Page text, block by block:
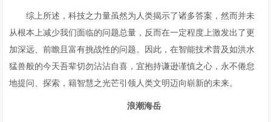
综上所述，科技之力量虽然为人类揭示了诸多答案，然而并未
从根本上减少我们面临的问题总量，反而在一定程度上激发出了更
加深远、前瞻且富有挑战性的问题。因此，在智能技术普及如洪水
猛兽般的今天吾辈切勿沾沾自喜，宜抱持谦逊谨慎之心，永不倦怠
地提问、探索，籍智慧之光芒引领人类文明迈向崭新的未来。
浪潮海岳